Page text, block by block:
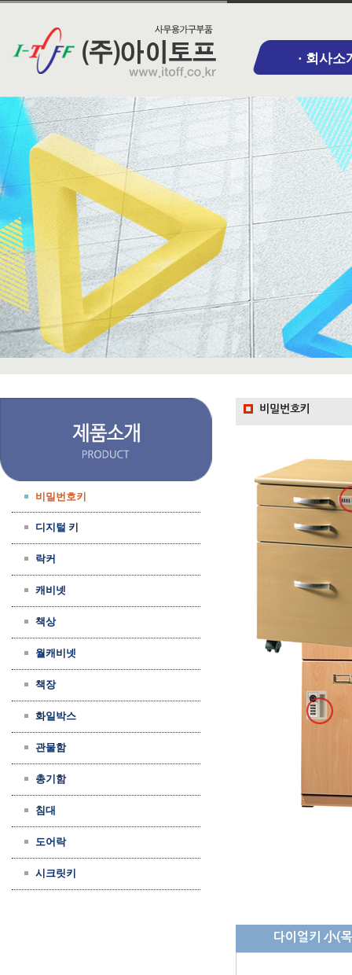
· 회사소
비밀번호키
디지털 키
락커
캐비넷
책상
월캐비넷
책장
화일박스
관물함
총기함
침대
도어락
시크릿키
비밀번호키
다이얼키 小(